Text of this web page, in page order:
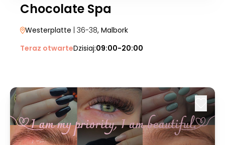
Chocolate Spa
Westerplatte | 36-38, Malbork
Teraz otwarteDzisiaj:09:00-20:00